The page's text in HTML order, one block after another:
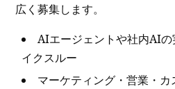
広く募集します。
AIエージェントや社内AI
イクスルー
マーケティング・営業・